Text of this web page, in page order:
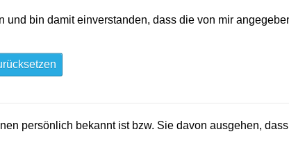
und bin damit einverstanden, dass die von mir
persönlich bekannt ist bzw. Sie davon ausgehen,